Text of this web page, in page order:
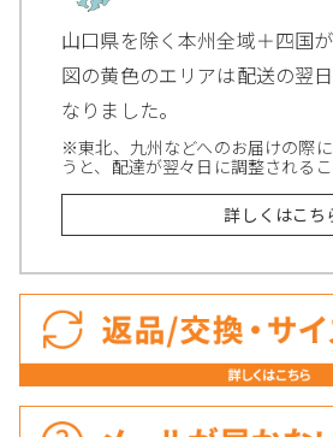
山口県を除く本州全域＋四国が
図の黄色のエリアは配送の翌
なりました。
※東北、九州などへのお届けの際
うと、配達が翌々日に調整されるこ
詳しくはこち